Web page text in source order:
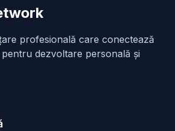
profesională care conectează
dezvoltare personală și